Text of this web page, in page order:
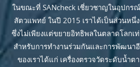
ในขณะที่ SANcheck เชี่ยวชาญในอุปกร
สัตวแพทย์ ในปี 2015 เราได้เป็นส่วนหนึ่
ซึ่งไม่เพียงแต่ขยายอิทธิพลในตลาดโลกเ
สำหรับการทำงานร่วมกันและการพัฒน
ของเราได้แก่ เครื่องตรวจวัดระดับน้ำต